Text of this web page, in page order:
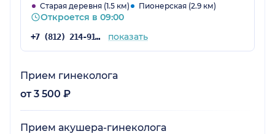
Впечатления остались только
положительные. Чувствуется внимательное
отношение к пациентам и хорошая
Старая деревня (1.5 км)
Пионерская (2.9 км)
Откроется в 09:00
+7 (812) 214-91-86 показать
Прием гинеколога
от 3 500 ₽
Прием акушера-гинеколога